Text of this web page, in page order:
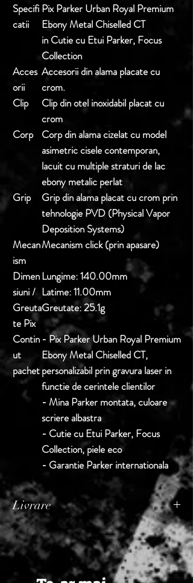
Specifi
catii
Pix Parker Urban Royal Premium
Ebony Metal Chiselled CT
in Cutie cu Etui Parker, Focus
Collection
Acces
orii
Accesorii din alama placate cu
crom.
Clip
Clip din otel inoxidabil placat cu
crom
Corp
Corp din alama cizelat cu model
asimetric cisele contemporan,
lacuit cu multiple straturi de lac
ebony metalic perlat
Grip
Grip din alama placat cu crom prin
tehnologie PVD (Physical Vapor
Deposition Systems)
Mecan
ism
Mecanism click (prin apasare)
Dimen
siuni /
Greuta
te Pix
Lungime:140.00mm
Latime:11.00mm
Greutate:25.1g
Contin
ut
pachet
- Pix Parker Urban Royal Premium
Ebony Metal Chiselled CT,
personalizabil prin gravura laser in
functie de cerintele clientilor
- Mina Parker montata, culoare
scriere albastra
- Cutie cu Etui Parker, Focus
Collection, piele eco
- Garantie Parker internationala
Livrare
Termen de livrare: 1 - 2 zile lucratoare, din
momentul confirmarii comenzii de catre
Seller.